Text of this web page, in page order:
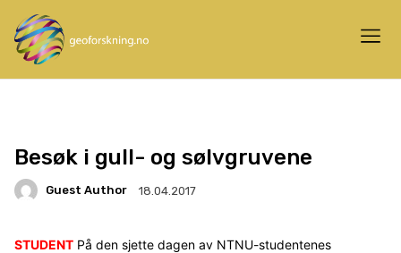
Besøk i gull- og sølvgruvene
Guest Author 18.04.2017
STUDENT På den sjette dagen av NTNU-studentenes